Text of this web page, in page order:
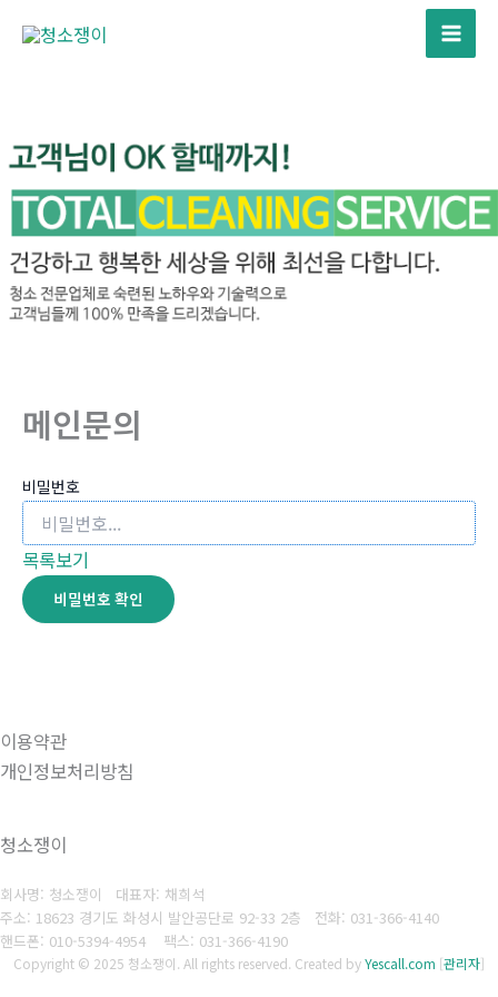
너
뛰
Main
메인문의
비밀번호
목록보기
비밀번호 확인
이용약관
개인정보처리방침
청소쟁이
회사명: 청소쟁이 대표자: 채희석
주소: 18623 경기도 화성시 발안공단로 92-33 2층 전화: 031-366-4140
핸드폰: 010-5394-4954
팩스: 031-366-4190
Copyright © 2025 청소쟁이. All rights reserved. Created byYescall.com [관리자]